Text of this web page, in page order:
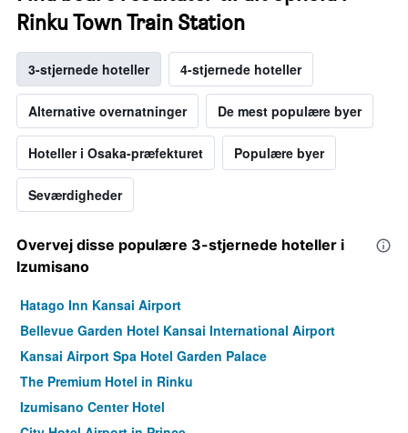
Rinku Town Train Station
3-stjernede hoteller 4-stjernede hoteller
Alternative overnatninger De mest populære byer
Hoteller i Osaka-præfekturet Populære byer
Seværdigheder
Overvej disse populære 3-stjernede hoteller i
Izumisano
Hatago Inn Kansai Airport
Bellevue Garden Hotel Kansai International Airport
Kansai Airport Spa Hotel Garden Palace
The Premium Hotel in Rinku
Izumisano Center Hotel